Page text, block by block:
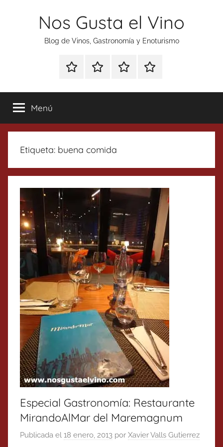
Nos Gusta el Vino
Blog de Vinos, Gastronomía y Enoturismo
Especial
Tonics
Enoturismo
Gastronomía
RankingContacto
Menú
Etiqueta: buena comida
Especial Gastronomía: Restaurante
MirandoAlMar del Maremagnum
Publicada el 18 enero, 2013 por Xavier Valls Gutierrez